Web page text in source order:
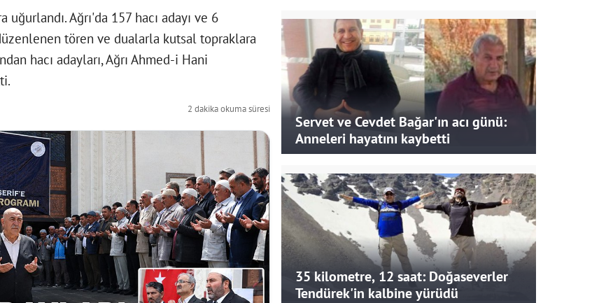
Ağrı'da 157 hacı adayı ve 6
tören ve dualarla kutsal topraklara
hacı adayları, Ağrı Ahmed-i Hani
2 dakika okuma süresi
Servet ve Cevdet Bağar'ın acı günü:
Anneleri hayatını kaybetti
35 kilometre, 12 saat: Doğaseverler
Tendürek'in kalbine yürüdü